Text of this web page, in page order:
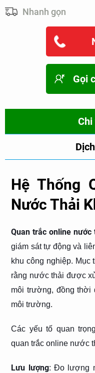
Nhanh gọn
Gọi
Hệ Thống
Nước Thải
Quan trắc online
giám sát tự động và
khu công nghiệp. Mục
rằng nước thải được
môi trường, đồng thời
môi trường.
Các yếu tố quan
quan trắc online nước
Lưu lượng: Đo lượng